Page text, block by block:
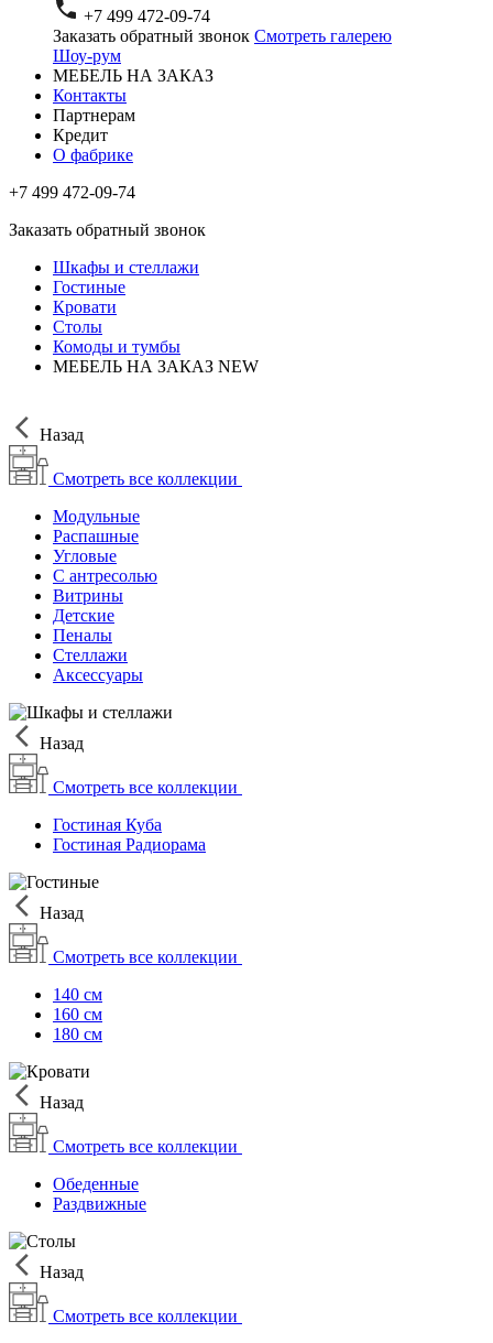
+7 499 472-09-74
Заказать обратный звонок Смотреть галерею
Шоу-рум
МЕБЕЛЬ НА ЗАКАЗ
Контакты
Партнерам
Кредит
О фабрике
+7 499 472-09-74
Заказать обратный звонок
Шкафы и стеллажи
Гостиные
Кровати
Столы
Комоды и тумбы
МЕБЕЛЬ НА ЗАКАЗ NEW
Назад
Смотреть все коллекции
Модульные
Распашные
Угловые
С антресолью
Витрины
Детские
Пеналы
Стеллажи
Аксессуары
Назад
Смотреть все коллекции
Гостиная Куба
Гостиная Радиорама
Назад
Смотреть все коллекции
140 см
160 см
180 см
Назад
Смотреть все коллекции
Обеденные
Раздвижные
Назад
Смотреть все коллекции